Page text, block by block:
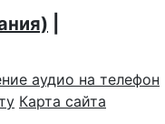
Карта сайта